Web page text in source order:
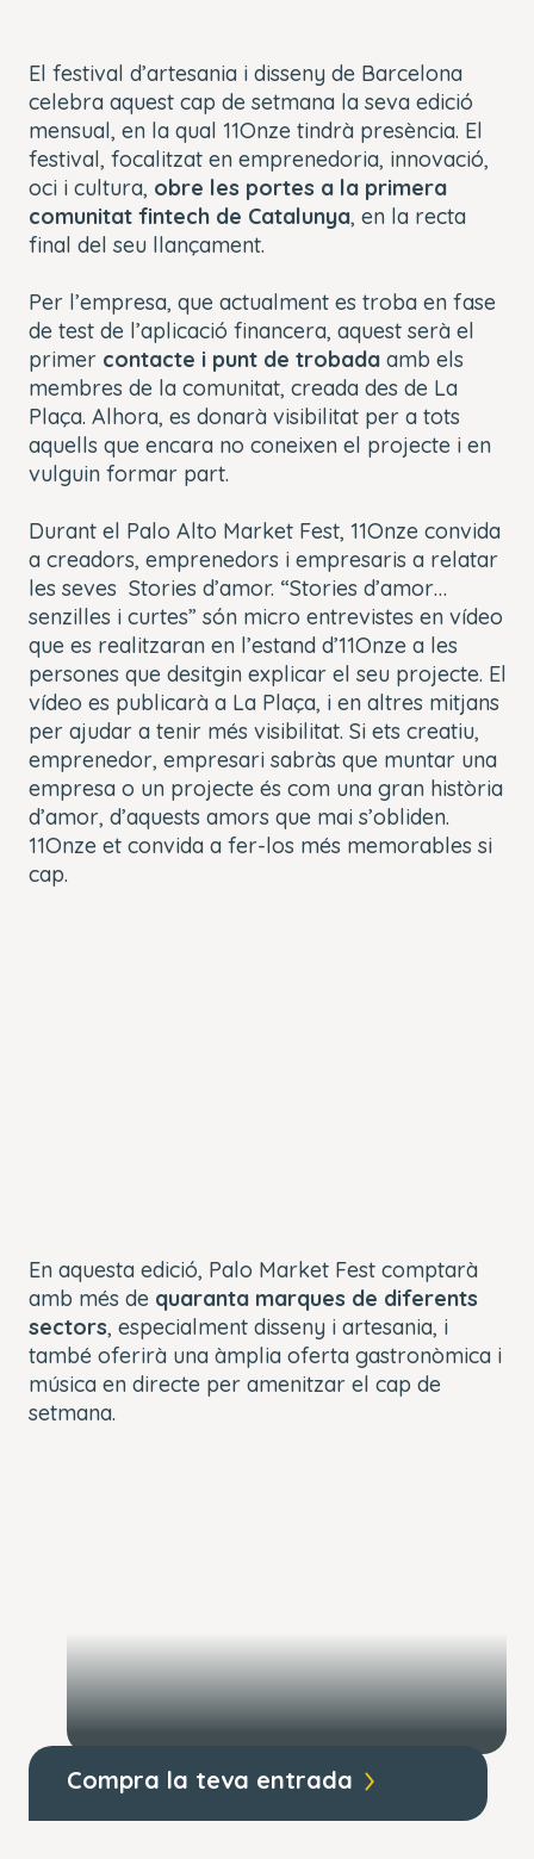
El festival d’artesania i disseny de Barcelona
celebra aquest cap de setmana la seva edició
mensual, en la qual 11Onze tindrà presència. El
festival, focalitzat en emprenedoria, innovació,
oci i cultura, obre les portes a la primera
comunitat fintech de Catalunya, en la recta
final del seu llançament.
Per l’empresa, que actualment es troba en fase
de test de l’aplicació financera, aquest serà el
primer contacte i punt de trobada amb els
membres de la comunitat, creada des de La
Plaça. Alhora, es donarà visibilitat per a tots
aquells que encara no coneixen el projecte i en
vulguin formar part.
Durant el Palo Alto Market Fest, 11Onze convida
a creadors, emprenedors i empresaris a relatar
les seves Stories d’amor. “Stories d’amor…
senzilles i curtes” són micro entrevistes en vídeo
que es realitzaran en l’estand d’11Onze a les
persones que desitgin explicar el seu projecte. El
vídeo es publicarà a La Plaça, i en altres mitjans
per ajudar a tenir més visibilitat. Si ets creatiu,
emprenedor, empresari sabràs que muntar una
empresa o un projecte és com una gran història
d’amor, d’aquests amors que mai s’obliden.
11Onze et convida a fer-los més memorables si
cap.
En aquesta edició, Palo Market Fest comptarà
amb més de quaranta marques de diferents
sectors, especialment disseny i artesania, i
també oferirà una àmplia oferta gastronòmica i
música en directe per amenitzar el cap de
setmana.
Compra la teva entrada